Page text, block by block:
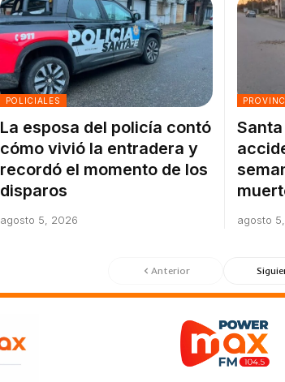
POLICIALES
La esposa del policía contó
cómo vivió la entradera y
recordó el momento de los
disparos
agosto 5, 2026 agosto
Anterior